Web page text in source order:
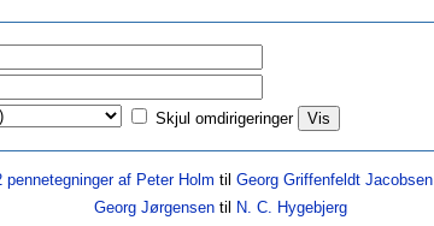
Skjul omdirigeringer
af Peter Holm til Georg Griffenfeldt Jacobsen
Georg Jørgensen til
N. C. Hygebjerg